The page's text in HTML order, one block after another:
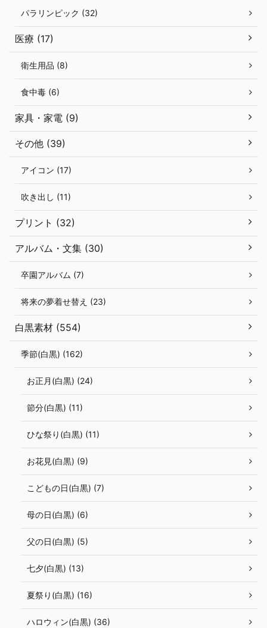
パラリンピック (32)
医療 (17)
衛生用品 (8)
食中毒 (6)
家具・家電 (9)
その他 (39)
アイコン (17)
吹き出し (11)
プリント (32)
アルバム・文集 (30)
卒園アルバム (7)
将来の夢着せ替え (23)
白黒素材 (554)
季節(白黒) (162)
お正月(白黒) (24)
節分(白黒) (11)
ひな祭り(白黒) (11)
お花見(白黒) (9)
こどもの日(白黒) (7)
母の日(白黒) (6)
父の日(白黒) (5)
七夕(白黒) (13)
夏祭り(白黒) (16)
ハロウィン(白黒) (36)